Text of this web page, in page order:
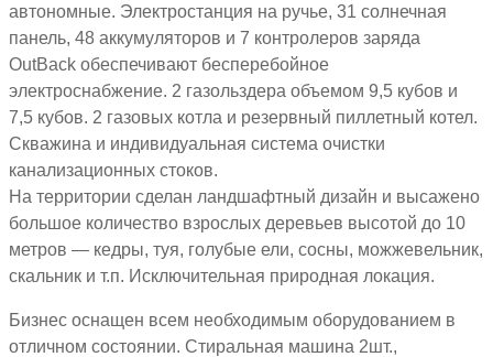
автономные. Электростанция на ручье, 31 солнечная
панель, 48 аккумуляторов и 7 контролеров заряда
OutBack обеспечивают бесперебойное
электроснабжение. 2 газольздера объемом 9,5 кубов и
7,5 кубов. 2 газовых котла и резервный пиллетный котел.
Скважина и индивидуальная система очистки
канализационных стоков.
На территории сделан ландшафтный дизайн и высажено
большое количество взрослых деревьев высотой до 10
метров — кедры, туя, голубые ели, сосны, можжевельник,
скальник и т.п. Исключительная природная локация.
Бизнес оснащен всем необходимым оборудованием в
отличном состоянии. Стиральная машина 2шт.,